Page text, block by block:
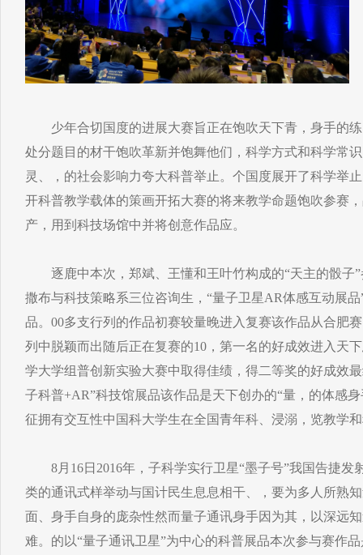
少年合切国度的进展大赛旨正在饱吹天下青，身手的练
处分题目的材干饱吹革新并饱舞他们，科学方式和科学常
灵、，的社会影响力夸大科普举止。个国度展开了科学举
开科普教学载体的策画开拓大赛的将来教学命题饱吹参赛
产，用到科技场馆中并将创意作品应。
逐鹿中本次，郑斌、王懂和王叶竹构成的“天主的骰子”
撒布与科技策略系三位咨询生，“量子卫星AR体感互动展
品。00多支行列的作品初赛较量晚进入复赛该作品从合肥
列中脱颖而出随后正在复赛的10，第一名的好成效进入天
学大学组普创新实验大赛中取得佳绩，得二等奖的好成效
子科普+AR”科技馆展品该作品是天下创办的“量，的体感
征拥有交互性中国科大学生在全国青年科、浸溺，览教学
8月16日2016年，子科学实行卫星“墨子号”我国告捷发
类的通讯式样举动与国计民生息息相干、，要为多人所熟
面、身手自身的庞杂性然而量子通讯身手因为其，以深远
难。的以“量子通讯卫星”为中心的科普展品本次参与赛作